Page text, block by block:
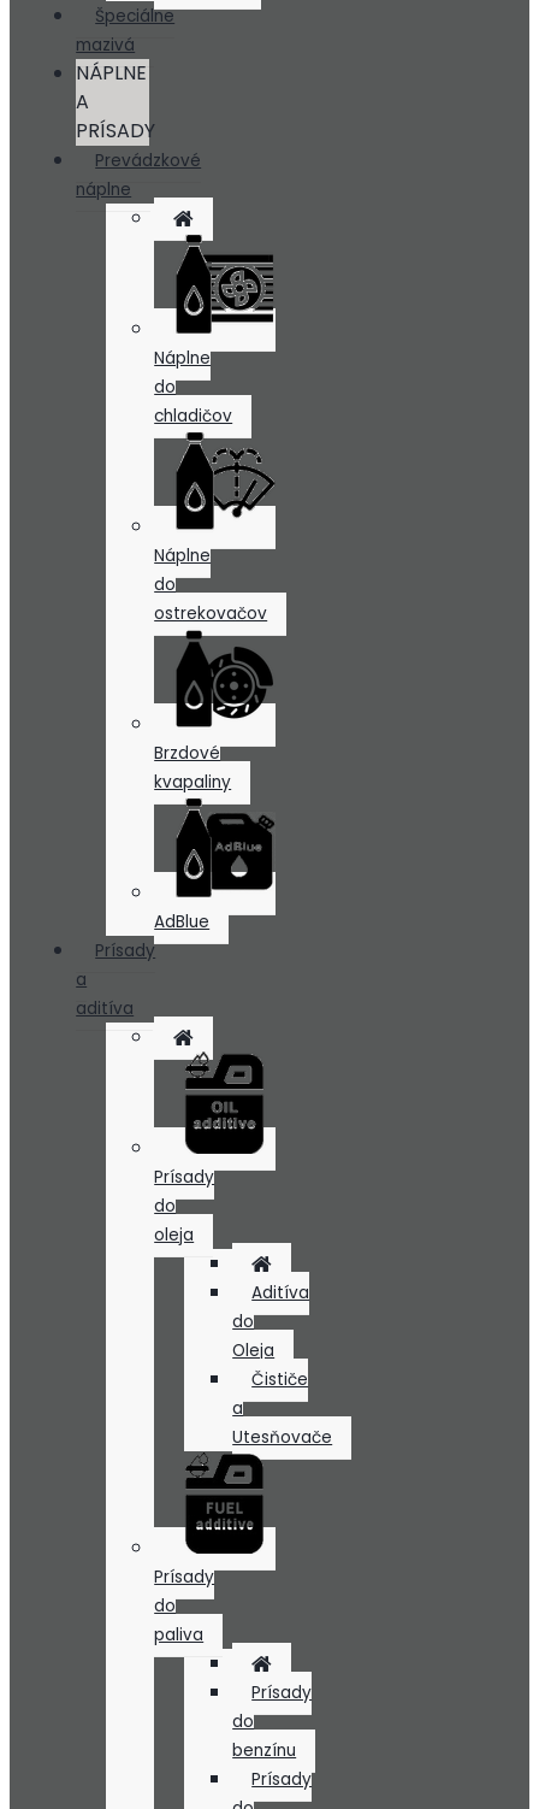
Špeciálne
mazivá
NÁPLNE
A
PRÍSADY
Prevádzkové
náplne
Náplne
do
chladičov
Náplne
do
ostrekovačov
Brzdové
kvapaliny
AdBlue
Prísady
a
aditíva
Prísady
do
oleja
Aditíva
do
Oleja
Čističe
a
Utesňovače
Prísady
do
paliva
Prísady
do
benzínu
Prísady